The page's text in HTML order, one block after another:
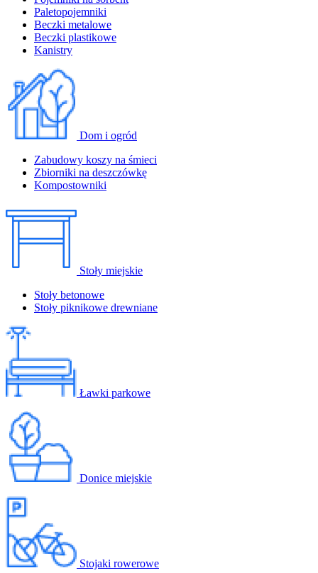
Paletopojemniki
Beczki metalowe
Beczki plastikowe
Kanistry
Dom i ogród
Zabudowy koszy na śmieci
Zbiorniki na deszczówkę
Kompostowniki
Stoły miejskie
Stoły betonowe
Stoły piknikowe drewniane
Ławki parkowe
Donice miejskie
Stojaki rowerowe